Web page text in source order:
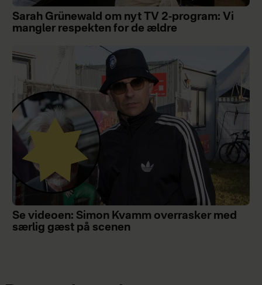
Sarah Grünewald om nyt TV 2-program: Vi
mangler respekten for de ældre
Se videoen: Simon Kvamm overrasker med
særlig gæst på scenen